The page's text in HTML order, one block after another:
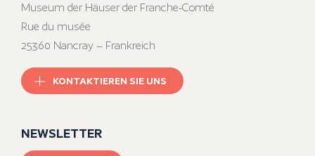
Museum der Häuser der Franche-Comté
Rue du musée
25360 Nancray – Frankreich
KONTAKTIEREN SIE UNS
NEWSLETTER